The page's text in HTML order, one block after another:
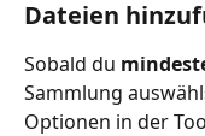
Dateien
Sobald du
Sammlung
Optionen in der